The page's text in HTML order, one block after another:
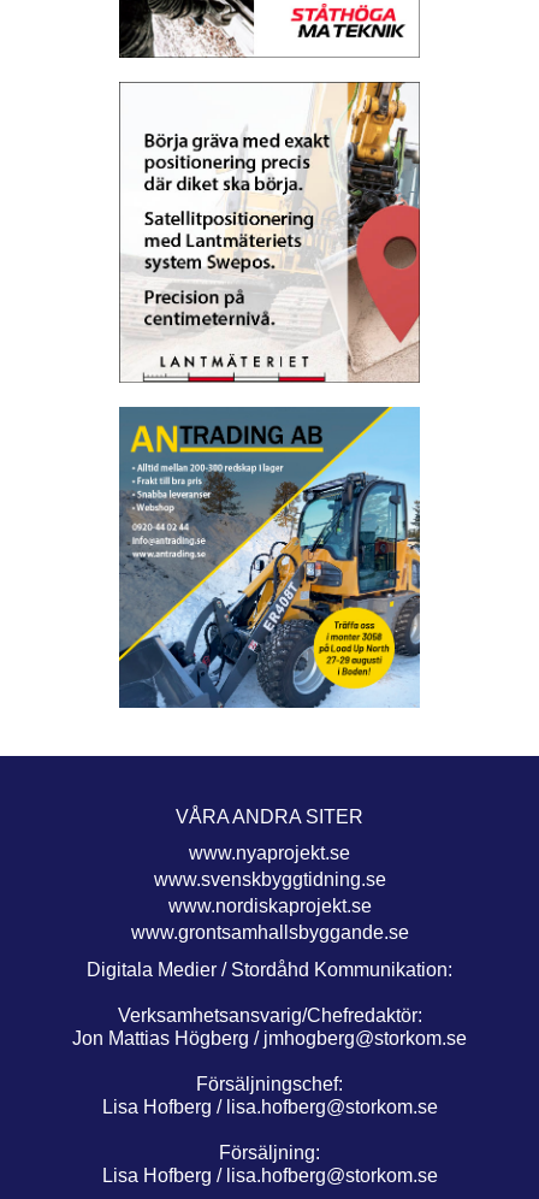
VÅRA ANDRA SITER
www.nyaprojekt.se
www.svenskbyggtidning.se
www.nordiskaprojekt.se
www.grontsamhallsbyggande.se
Digitala Medier / Stordåhd Kommunikation:
Verksamhetsansvarig/Chefredaktör:
Jon Mattias Högberg / jmhogberg@storkom.se
Försäljningschef:
Lisa Hofberg / lisa.hofberg@storkom.se
Försäljning:
Lisa Hofberg / lisa.hofberg@storkom.se